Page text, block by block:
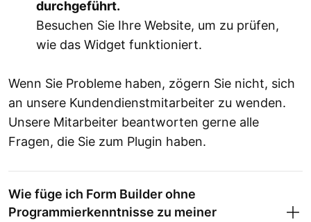
durchgeführt.
Besuchen Sie Ihre Website, um zu prüfen,
wie das Widget funktioniert.
Wenn Sie Probleme haben, zögern Sie nicht, sich
an unsere Kundendienstmitarbeiter zu wenden.
Unsere Mitarbeiter beantworten gerne alle
Fragen, die Sie zum Plugin haben.
Wie füge ich Form Builder ohne
Programmierkenntnisse zu meiner